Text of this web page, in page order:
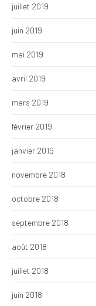
juillet 2019
juin 2019
mai 2019
avril 2019
mars 2019
février 2019
janvier 2019
novembre 2018
octobre 2018
septembre 2018
août 2018
juillet 2018
juin 2018